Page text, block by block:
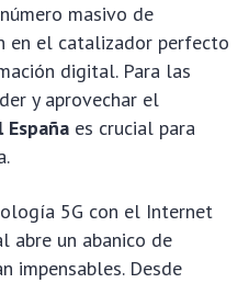
masivo de
el catalizador perfecto
digital. Para las
y aprovechar el
es crucial para
5G con el Internet
abre un abanico de
impensables. Desde